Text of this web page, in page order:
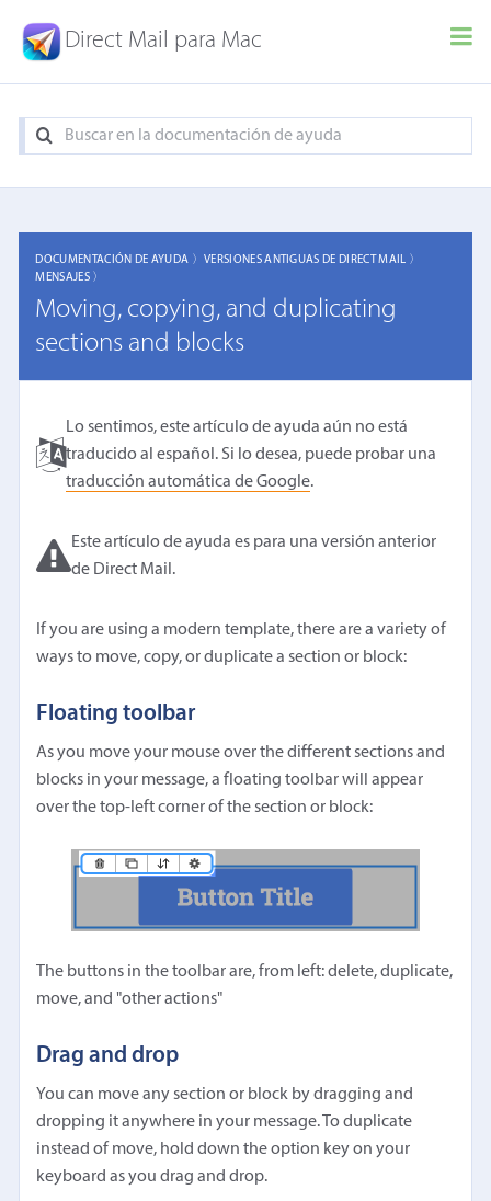
Direct Mail para Mac
DOCUMENTACIÓN DE AYUDA 〉VERSIONES ANTIGUAS DE DIRECT MAIL 〉
MENSAJES 〉
Moving, copying, and duplicating
sections and blocks
Lo sentimos, este artículo de ayuda aún no está
traducido al español. Si lo desea, puede probar una
traducción automática de Google.
Este artículo de ayuda es para una versión anterior
de Direct Mail.
If you are using a modern template, there are a variety of
ways to move, copy, or duplicate a section or block:
Floating toolbar
As you move your mouse over the different sections and
blocks in your message, a floating toolbar will appear
over the top-left corner of the section or block:
The buttons in the toolbar are, from left: delete, duplicate,
move, and "other actions"
Drag and drop
You can move any section or block by dragging and
dropping it anywhere in your message. To duplicate
instead of move, hold down the option key on your
keyboard as you drag and drop.